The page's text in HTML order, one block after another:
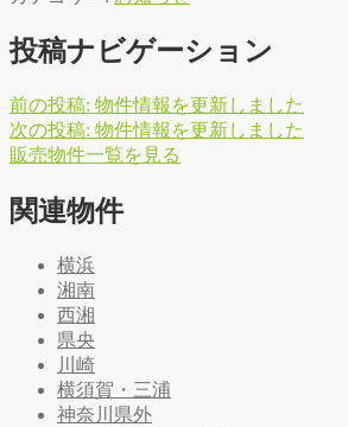
投稿ナビゲーション
前の投稿: 物件情報を更新しました
次の投稿: 物件情報を更新しました
販売物件一覧を 見る
関連物件
横浜
湘南
西湘
県央
川崎
横須賀・三浦
神奈川県外